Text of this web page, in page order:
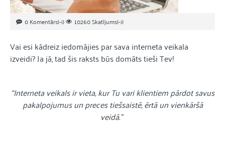
0 Komentārs(-i) 10260 Skatījums(-i)
Vai esi kādreiz iedomājies par sava interneta veikala
izveidi? Ja jā, tad šis raksts būs domāts tieši Tev!
“Interneta veikals ir vieta, kur Tu vari klientiem pārdot savus
pakalpojumus un preces tiešsaistē, ērtā un vienkāršā
veidā.”